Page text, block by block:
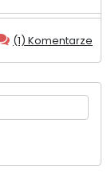
(1) Komentarze